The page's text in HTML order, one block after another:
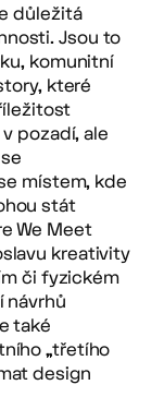
důležitá
Jsou to
komunitní
které
pozadí, ale
místem, kde
stát
We Meet
kreativity
či fyzickém
návrhů
také
„třetího
design